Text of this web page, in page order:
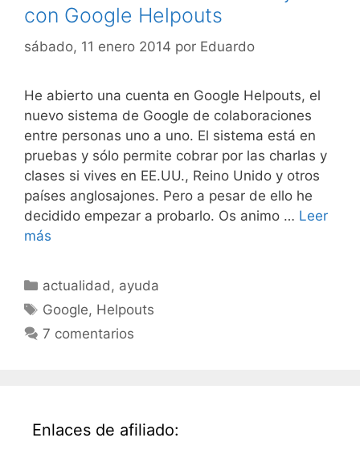
con Google Helpouts
sábado, 11 enero 2014 por Eduardo
He abierto una cuenta en Google Helpouts, el
nuevo sistema de Google de colaboraciones
entre personas uno a uno. El sistema está en
pruebas y sólo permite cobrar por las charlas y
clases si vives en EE.UU., Reino Unido y otros
países anglosajones. Pero a pesar de ello he
decidido empezar a probarlo. Os animo … Leer
más
Categorías
actualidad , ayuda
Etiquetas
Google, Helpouts
7 comentarios
Enlaces de afiliado: